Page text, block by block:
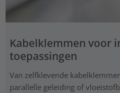
Kabelklemmen voor
toepassingen
Van zelfklevende
parallelle geleiding of